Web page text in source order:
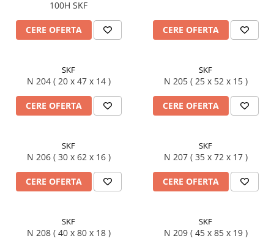
100H SKF
CERE OFERTA CERE OFERTA
SKF
N 204 ( 20 x 47 x 14 )
CERE OFERTA
SKF
N 205 ( 25 x 52 x 15 )
CERE OFERTA
SKF
N 206 ( 30 x 62 x 16 )
CERE OFERTA
SKF
N 207 ( 35 x 72 x 17 )
CERE OFERTA
SKF
N 208 ( 40 x 80 x 18 )
SKF
N 209 ( 45 x 85 x 19 )